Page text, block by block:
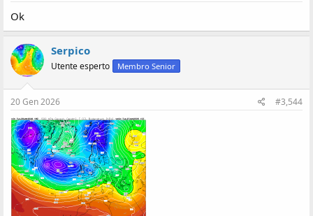
Ok
Serpico
Utente esperto Membro Senior
20 Gen 2026 #3,544